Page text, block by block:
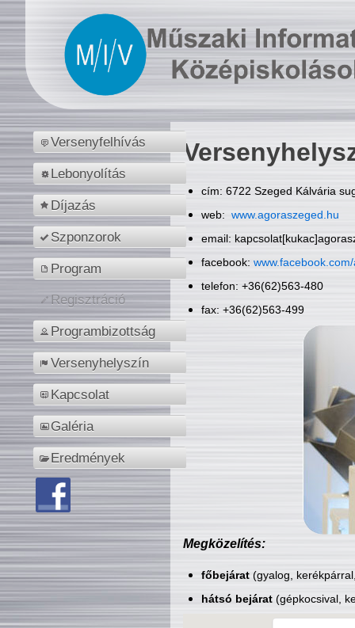
Versenyfelhívás
Lebonyolítás
Díjazás
Szponzorok
Program
Regisztráció
Programbizottság
Versenyhelyszín
Kapcsolat
Galéria
Eredmények
cím: 6722 Szeged Kálvária
web: www.agoraszeged.hu
email:
facebook:
telefon: +36(62)563-480
fax: +36(62)563-499
Megközelítés:
főbejárat(gyalog,
hátsó bejárat(gépkocsival,